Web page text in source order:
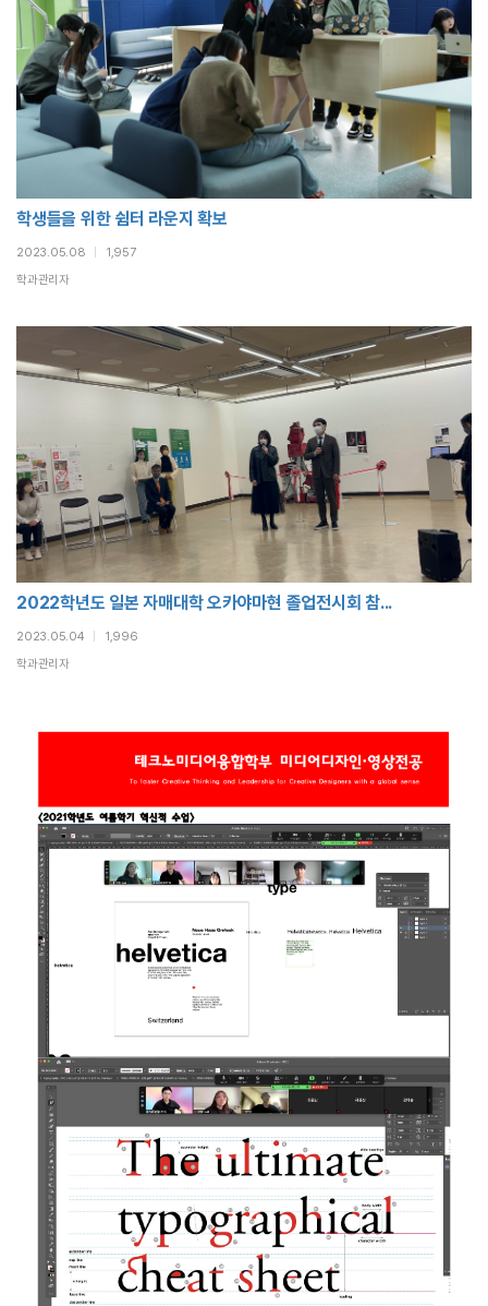
학생들을 위한 쉼터 라운지 확보
2023.05.08
1,957
학과관리자
2022학년도 일본 자매대학 오카야마현 졸업전시회 참...
2023.05.04
1,996
학과관리자